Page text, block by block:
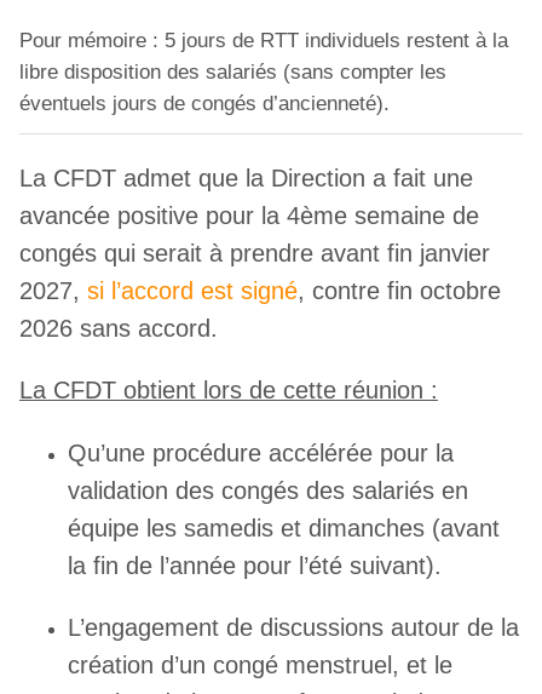
Pour mémoire : 5 jours de RTT individuels restent à la
libre disposition des salariés (sans compter les
éventuels jours de congés d’ancienneté).
La CFDT admet que la Direction a fait une
avancée positive pour la 4ème semaine de
congés qui serait à prendre avant fin janvier
2027, si l’accord est signé, contre fin octobre
2026 sans accord.
La CFDT obtient lors de cette réunion :
Qu’une procédure accélérée pour la
validation des congés des salariés en
équipe les samedis et dimanches (avant
la fin de l’année pour l’été suivant).
L’engagement de discussions autour de la
création d’un congé menstruel, et le